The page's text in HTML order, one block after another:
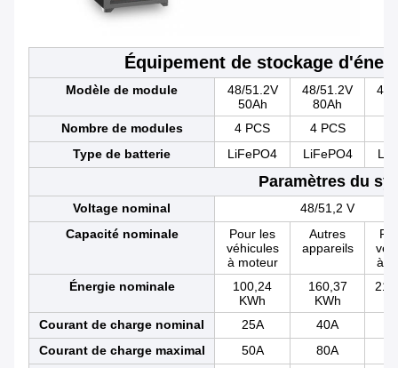
Équipement de stockage
Modèle de module
48/51.2V
50Ah
48/51.2V
80Ah
48/
Nombre de modules
4 PCS 4 PCS
Type de batterie
LiFePO4 LiFePO4
Paramètres du
Voltage nominal
48/51,2 V
Capacité nominale
Pour les
véhicules
à moteur
Autres
appareils
à
Énergie nominale
100,24
KWh
160,37
KWh
Courant de charge nominal 25A 40A
Courant de charge maximal
50A 80A